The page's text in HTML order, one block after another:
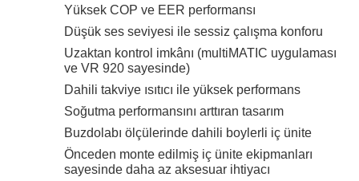
Yüksek COP ve EER performansı
Düşük ses seviyesi ile sessiz çalışma konforu
Uzaktan kontrol imkânı (multiMATIC uygulaması
ve VR 920 sayesinde)
Dahili takviye ısıtıcı ile yüksek performans
Soğutma performansını arttıran tasarım
Buzdolabı ölçülerinde dahili boylerli iç ünite
Önceden monte edilmiş iç ünite ekipmanları
sayesinde daha az aksesuar ihtiyacı